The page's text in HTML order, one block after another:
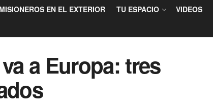
MISIONEROS EN EL EXTERIOR TU ESPACIO VIDEOS
a Europa: tres